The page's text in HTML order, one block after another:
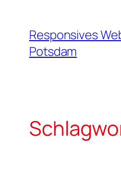
Inhalt
springen
Responsives
Potsdam